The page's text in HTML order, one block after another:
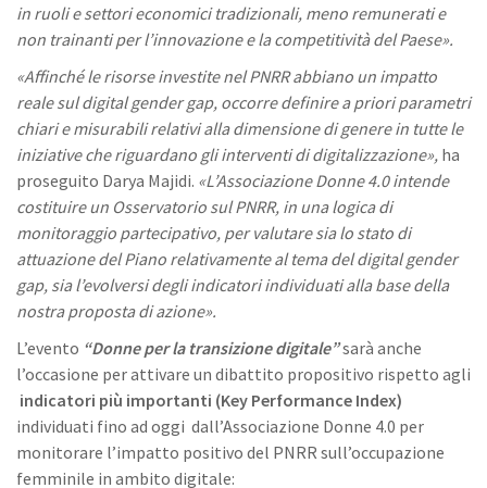
in ruoli e settori economici tradizionali, meno remunerati e
non trainanti per l’innovazione e la competitività delPaese».
«Affinché le risorse investite nel PNRR abbiano un impatto
reale sul digital gender gap, occorre definire a priori parametri
chiari e misurabili relativi alla dimensione di genere in tutte le
iniziative che riguardano gli interventi di digitalizzazione», ha
proseguito Darya Majidi. «L’Associazione Donne 4.0 intende
costituire un Osservatorio sul PNRR, in una logica di
monitoraggio partecipativo, per valutare sia lo stato di
attuazione del Piano relativamente al tema del digital gender
gap, sia l’evolversi degli indicatori individuati alla base della
nostra proposta di azione».
L’evento “Donne per la transizione digitale”sarà anche
l’occasione per attivare un dibattito propositivo rispetto agli
indicatori più importanti (Key Performance Index)
individuati fino ad oggi dall’Associazione Donne 4.0 per
monitorare l’impatto positivo del PNRR sull’occupazione
femminile in ambito digitale: